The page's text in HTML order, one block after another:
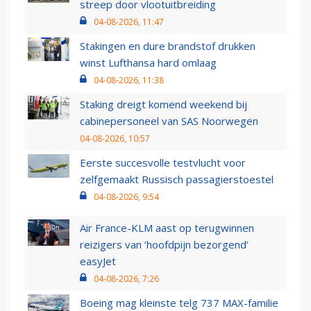
streep door vlootuitbreiding
04-08-2026, 11:47
Stakingen en dure brandstof drukken
winst Lufthansa hard omlaag
04-08-2026, 11:38
Staking dreigt komend weekend bij
cabinepersoneel van SAS Noorwegen
04-08-2026, 10:57
Eerste succesvolle testvlucht voor
zelfgemaakt Russisch passagierstoestel
04-08-2026, 9:54
Air France-KLM aast op terugwinnen
reizigers van ‘hoofdpijn bezorgend’
easyJet
04-08-2026, 7:26
Boeing mag kleinste telg 737 MAX-familie